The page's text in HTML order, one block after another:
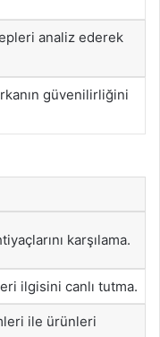
analiz ederek
güvenilirliğini
karşılama.
ilgisini canlı tutma.
ile ürünleri